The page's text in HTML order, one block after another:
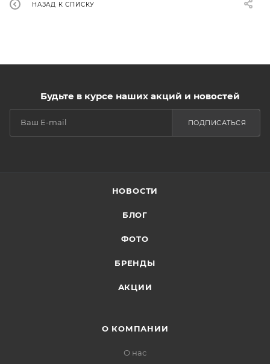
НАЗАД К СПИСКУ
Будьте в курсе наших акций и новостей
ПОДПИСАТЬСЯ
НОВОСТИ
БЛОГ
ФОТО
БРЕНДЫ
АКЦИИ
О КОМПАНИИ
О нас